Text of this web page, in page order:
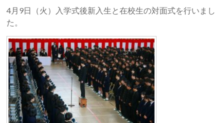
4月9日（火）入学式後新入生と在校生の対面式を行いまし
た。